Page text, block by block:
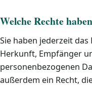
Welche Rechte
Sie haben jederzeit
Herkunft, Empfänger
personenbezogenen
außerdem ein Recht,